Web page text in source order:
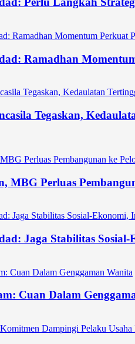
Ramadhan
Tegaskan,
MBG Perluas
Jaga Stabilitas
Cuan Dalam